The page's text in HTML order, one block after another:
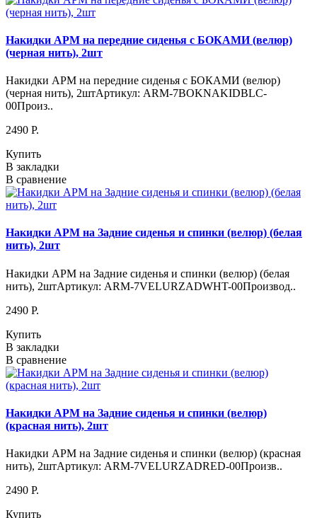
Накидки АРМ на передние сиденья с БОКАМИ (велюр)
(черная нить), 2шт
Накидки АРМ на передние сиденья с БОКАМИ (велюр)
(черная нить), 2штАртикул: ARM-7BOKNAKIDBLC-
00Произ..
2490 P.
Купить
В закладки
В сравнение
Накидки АРМ на Задние сиденья и спинки (велюр) (белая
нить), 2шт
Накидки АРМ на Задние сиденья и спинки (велюр) (белая
нить), 2штАртикул: ARM-7VELURZADWHT-00Производ..
2490 P.
Купить
В закладки
В сравнение
Накидки АРМ на Задние сиденья и спинки (велюр)
(красная нить), 2шт
Накидки АРМ на Задние сиденья и спинки (велюр) (красная
нить), 2штАртикул: ARM-7VELURZADRED-00Произв..
2490 P.
Купить